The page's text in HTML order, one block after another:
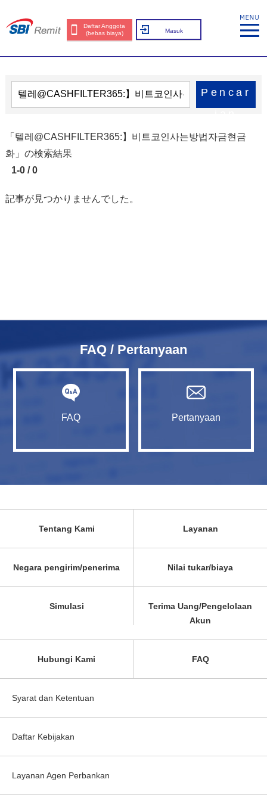
Daftar Anggota
(bebas biaya)
Masuk
Pencar
「텔레@CASHFILTER365:】비트코인사는방법자금현금
화」の検索結果
1-0 / 0
記事が見つかりませんでした。
FAQ / Pertanyaan
FAQ Pertanyaan
Tentang Kami Layanan
Negara pengirim/penerima Nilai tukar/biaya
Simulasi
Terima Uang/Pengelolaan
Akun
Hubungi Kami FAQ
Syarat dan Ketentuan
Daftar Kebijakan
Layanan Agen Perbankan